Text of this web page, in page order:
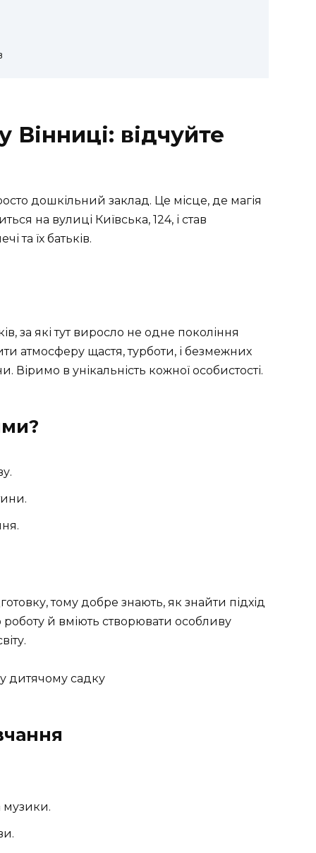
відчуйте
дошкільний заклад. Це місце, де магія
на вулиці Київська, 124, і став
та їх батьків.
за які тут виросло не одне покоління
атмосферу щастя, турботи, і безмежних
в унікальність кожної особистості.
тому добре знають, як знайти підхід
й вміють створювати особливу
музики.